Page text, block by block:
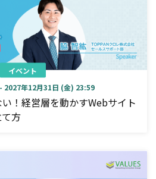
イベント
2027年12月31日 (金) 23:59
！経営層を動かすWebサイト
方